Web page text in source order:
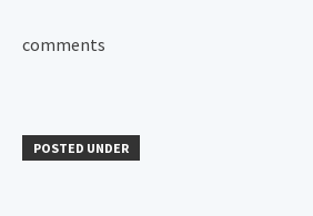
comments
POSTED UNDER